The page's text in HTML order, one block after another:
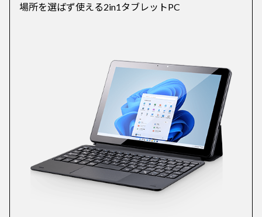
場所を選ばず使える2in1タブレットPC